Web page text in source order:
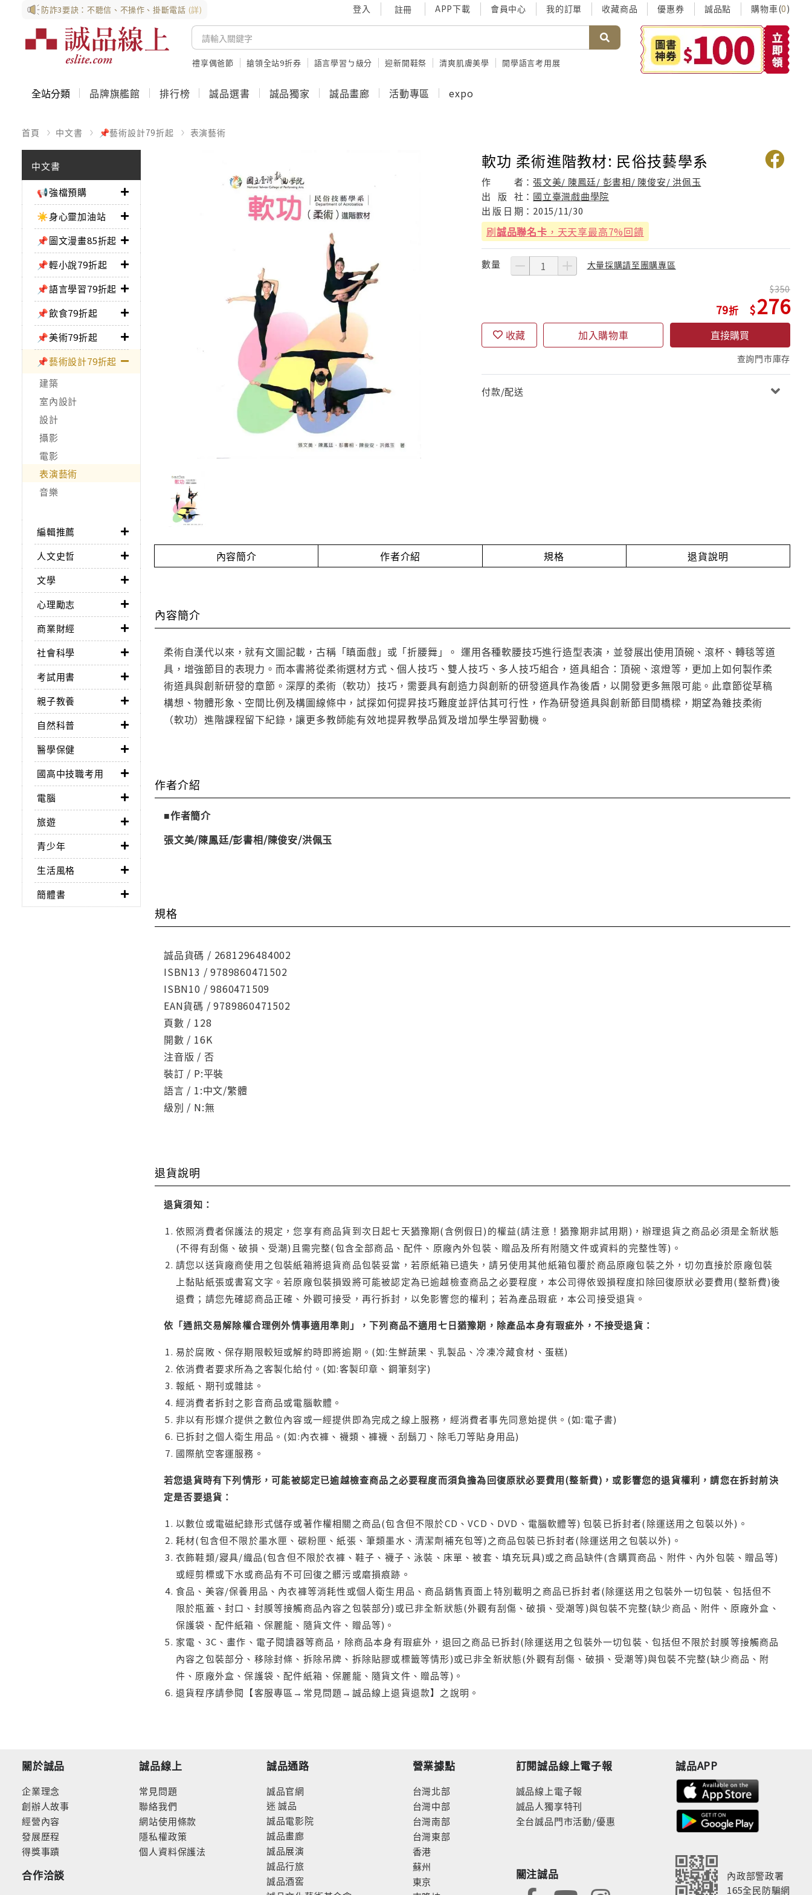
防詐3要訣：不聽信、不操作、掛斷電話 (詳) 登入 註冊 APP下載 會員中心 我的訂單 收藏商品 優惠券 誠品點 購物車(0)
禮享偶爸節 搶領全站9折券 語言學習ㄅ級分 迎新開鞋祭 清爽肌膚美學 開學語言考用展
全站分類 品牌旗艦館 排行榜 誠品選書 誠品獨家 誠品畫廊 活動專區 expo
首頁 中文書 📌藝術設計79折起 表演藝術
中文書
📢強檔預購
☀️身心靈加油站
📌圖文漫畫85折起
📌輕小說79折起
📌語言學習79折起
📌飲食79折起
📌美術79折起
📌藝術設計79折起
建築
室內設計
設計
攝影
電影
表演藝術
音樂
編輯推薦
人文史哲
文學
心理勵志
商業財經
社會科學
考試用書
親子教養
自然科普
醫學保健
國高中技職考用
電腦
旅遊
青少年
生活風格
簡體書
軟功 柔術進階教材: 民俗技藝學系
作 者： 張文美/ 陳鳳廷/ 彭書相/ 陳俊安/ 洪佩玉
出
版 社： 國立臺灣戲曲學院
出 版 日 期： 2015/11/30
刷誠品聯名卡 ，天天享最高7%回饋
數量 大量採購請至團購專區
79
350
276
收藏 加入購物車 直接購買
查詢門市庫存
付款/配送
內容簡介 作者介紹 規格 退貨說明
內容簡介
柔術自漢代以來，就有文圖記載，古稱「瞋面戲」或「折腰舞」。 運用各種軟腰技巧進行造型表演，並發展出使用頂碗、滾杯、轉毯等道
具，增強節目的表現力。而本書將從柔術選材方式、個人技巧、雙人技巧、多人技巧組合，道具組合：頂碗、滾燈等，更加上如何製作柔
術道具與創新研發的章節。深厚的柔術（軟功）技巧，需要具有創造力與創新的研發道具作為後盾，以開發更多無限可能。此章節從草稿
構想、物體形象、空間比例及構圖線條中，試探如何提昇技巧難度並評估其可行性，作為研發道具與創新節目間橋樑，期望為雜技柔術
（軟功）進階課程留下紀錄，讓更多教師能有效地提昇教學品質及增加學生學習動機。
作者介紹
■作者簡介
張文美/陳鳳廷/彭書相/陳俊安/洪佩玉
規格
誠品貨碼 / 2681296484002
ISBN13 / 9789860471502
ISBN10 / 9860471509
EAN貨碼 / 9789860471502
頁數 / 128
開數 / 16K
注音版 / 否
裝訂 / P:平裝
語言 / 1:中文/繁體
級別 / N:無
退貨說明
退貨須知：
依照消費者保護法的規定，您享有商品貨到次日起七天猶豫期(含例假日)的權益(請注意！猶豫期非試用期)，辦理退貨之商品必須是全新狀態
(不得有刮傷、破損、受潮)且需完整(包含全部商品、配件、原廠內外包裝、贈品及所有附隨文件或資料的完整性等)。
請您以送貨廠商使用之包裝紙箱將退貨商品包裝妥當，若原紙箱已遺失，請另使用其他紙箱包覆於商品原廠包裝之外，切勿直接於原廠包裝
上黏貼紙張或書寫文字。若原廠包裝損毀將可能被認定為已逾越檢查商品之必要程度，本公司得依毀損程度扣除回復原狀必要費用(整新費)後
退費；請您先確認商品正確、外觀可接受，再行拆封，以免影響您的權利；若為產品瑕疵，本公司接受退貨。
依「通訊交易解除權合理例外情事適用準則」，下列商品不適用七日猶豫期，除產品本身有瑕疵外，不接受退貨：
易於腐敗、保存期限較短或解約時即將逾期。(如:生鮮蔬果、乳製品、冷凍冷藏食材、蛋糕)
依消費者要求所為之客製化給付。(如:客製印章、鋼筆刻字)
報紙、期刊或雜誌。
經消費者拆封之影音商品或電腦軟體。
非以有形媒介提供之數位內容或一經提供即為完成之線上服務，經消費者事先同意始提供。(如:電子書)
已拆封之個人衛生用品。(如:內衣褲、襪類、褲襪、刮鬍刀、除毛刀等貼身用品)
國際航空客運服務。
若您退貨時有下列情形，可能被認定已逾越檢查商品之必要程度而須負擔為回復原狀必要費用(整新費)，或影響您的退貨權利，請您在拆封前決
定是否要退貨：
以數位或電磁紀錄形式儲存或著作權相關之商品(包含但不限於CD、VCD、DVD、電腦軟體等) 包裝已拆封者(除運送用之包裝以外)。
耗材(包含但不限於墨水匣、碳粉匣、紙張、筆類墨水、清潔劑補充包等)之商品包裝已拆封者(除運送用之包裝以外)。
衣飾鞋類/寢具/織品(包含但不限於衣褲、鞋子、襪子、泳裝、床單、被套、填充玩具)或之商品缺件(含購買商品、附件、內外包裝、贈品等)
或經剪標或下水或商品有不可回復之髒污或磨損痕跡。
食品、美容/保養用品、內衣褲等消耗性或個人衛生用品、商品銷售頁面上特別載明之商品已拆封者(除運送用之包裝外一切包裝、包括但不
限於瓶蓋、封口、封膜等接觸商品內容之包裝部分)或已非全新狀態(外觀有刮傷、破損、受潮等)與包裝不完整(缺少商品、附件、原廠外盒、
保護袋、配件紙箱、保麗龍、隨貨文件、贈品等)。
家電、3C、畫作、電子閱讀器等商品，除商品本身有瑕疵外，退回之商品已拆封(除運送用之包裝外一切包裝、包括但不限於封膜等接觸商品
內容之包裝部分、移除封條、拆除吊牌、拆除貼膠或標籤等情形)或已非全新狀態(外觀有刮傷、破損、受潮等)與包裝不完整(缺少商品、附
件、原廠外盒、保護袋、配件紙箱、保麗龍、隨貨文件、贈品等)。
退貨程序請參閱【客服專區→常見問題→誠品線上退貨退款】之說明。
關於誠品
企業理念
創辦人故事
經營內容
發展歷程
得獎事蹟
合作洽談
誠品線上
常見問題
聯絡我們
網站使用條款
隱私權政策
個人資料保護法
誠品通路
誠品官網
迷 誠品
誠品電影院
誠品畫廊
誠品展演
誠品行旅
誠品酒窖
營業據點
台灣北部
台灣中部
台灣南部
台灣東部
香港
蘇州
東京
訂閱誠品線上電子報
誠品線上電子報
誠品人獨享特刊
全台誠品門市活動/優惠
關注誠品
誠品APP
內政部警政署
165全民防騙網